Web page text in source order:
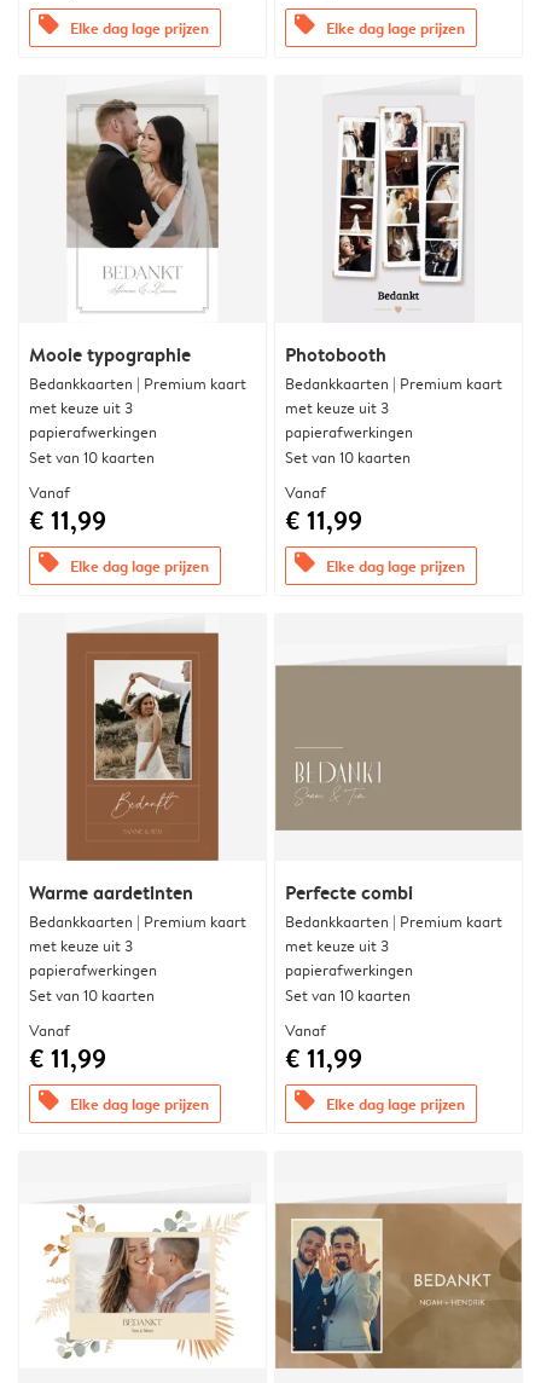
offers Elke dag lage prijzen offers Elke dag lage prijzen
Mooie typographie
Bedankkaarten | Premium kaart
met keuze uit 3
papierafwerkingen
Set van 10 kaarten
Vanaf
€ 11,99
offers Elke dag lage prijzen
Photobooth
Bedankkaarten | Premium kaart
met keuze uit 3
papierafwerkingen
Set van 10 kaarten
Vanaf
€ 11,99
offers Elke dag lage prijzen
Warme aardetinten
Bedankkaarten | Premium kaart
met keuze uit 3
papierafwerkingen
Set van 10 kaarten
Vanaf
€ 11,99
offers Elke dag lage prijzen
Perfecte combi
Bedankkaarten | Premium kaart
met keuze uit 3
papierafwerkingen
Set van 10 kaarten
Vanaf
€ 11,99
offers Elke dag lage prijzen